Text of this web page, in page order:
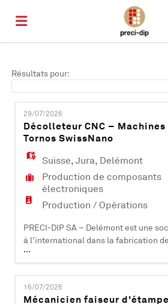
Emplois
Déposez
votre
CV
Connexion
Langue
Résultats pour:
29/07/2026
Décolleteur CNC – Machines
Tornos SwissNano
Suisse,Jura, Delémont
Production de composants
électroniques
Production / Opérations
PRECI-DIP SA – Delémont est une
à l'international dans la fabrication de
composants électroniques (contacts et
connecteurs). Certifiée ISO 9001, ISO
9100 et IATF 16949, elle compte plus
collaborateurs et est active dans les
...
16/07/2026
Mécanicien faiseur